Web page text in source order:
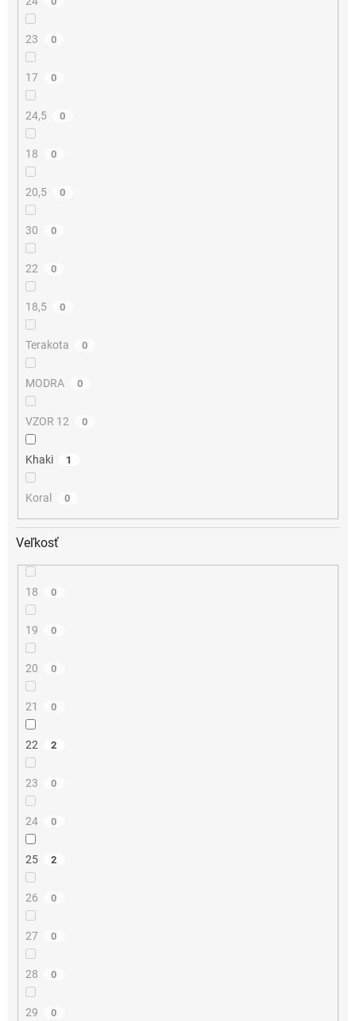
23 0
17 0
24,5 0
18 0
20,5 0
30 0
22 0
18,5 0
Terakota 0
MODRA 0
VZOR 12 0
Khaki 1
Koral 0
Veľkosť
18 0
19 0
20 0
21 0
22 2
23 0
24 0
25 2
26 0
27 0
28 0
29 0